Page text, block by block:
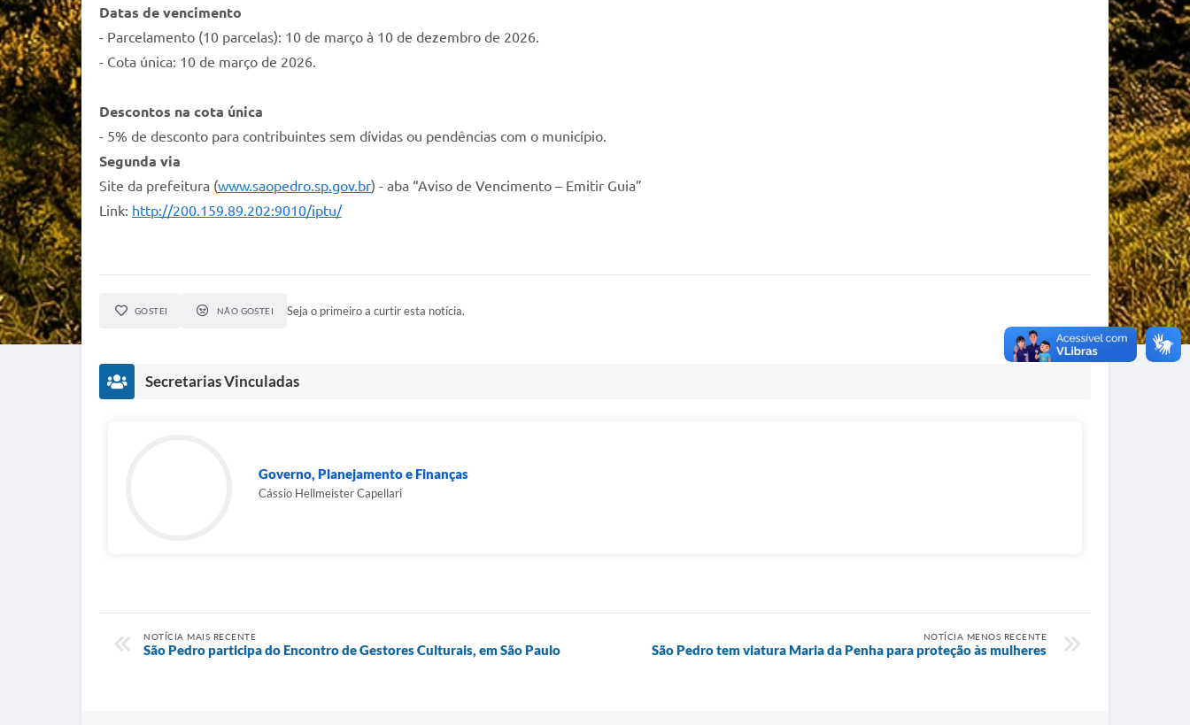
Datas de vencimento
- Parcelamento (10 parcelas): 10 de março à 10 de dezembro de 2026.
- Cota única: 10 de março de 2026.
Descontos na cota única
- 5% de desconto para contribuintes sem dívidas ou pendências com o município.
Segunda via
Site da prefeitura (www.saopedro.sp.gov.br) - aba “Aviso de Vencimento – Emitir Guia”
Link: http://200.159.89.202:9010/iptu/
GOSTEI NÃO GOSTEI Seja o primeiro a curtir esta notícia.
Secretarias Vinculadas
Governo, Planejamento e Finanças
Cássio Hellmeister Capellari
NOTÍCIA MAIS RECENTE
São Pedro participa do Encontro de Gestores Culturais, em São Paulo
NOTÍCIA MENOS RECENTE
São Pedro tem viatura Maria da Penha para proteção às mulheres